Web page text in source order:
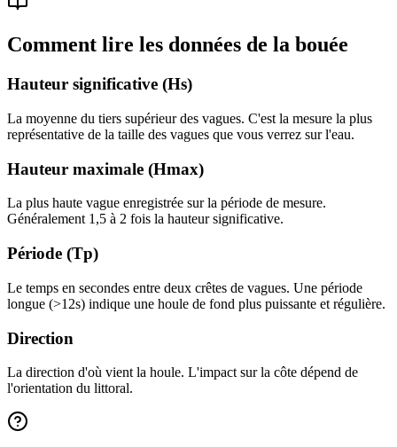
Comment lire les données de la bouée
Hauteur significative (Hs)
La moyenne du tiers supérieur des vagues. C'est la mesure la plus
représentative de la taille des vagues que vous verrez sur l'eau.
Hauteur maximale (Hmax)
La plus haute vague enregistrée sur la période de mesure.
Généralement 1,5 à 2 fois la hauteur significative.
Période (Tp)
Le temps en secondes entre deux crêtes de vagues. Une période
longue (>12s) indique une houle de fond plus puissante et régulière.
Direction
La direction d'où vient la houle. L'impact sur la côte dépend de
l'orientation du littoral.